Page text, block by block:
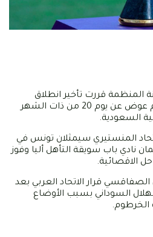
المنظمة قررت تأخير انطلاق
البطولة إلى 27 جويلية القادم عوض عن يوم 20 من ذات الشهر
السعودية.
المنستيري سيمثلان تونس في
نادي باب سويقة التأهل أليا وفوز
الاقصائية.
قرار الاتحاد العربي بعد
السوداني بسبب الأوضاع
الخرطوم.